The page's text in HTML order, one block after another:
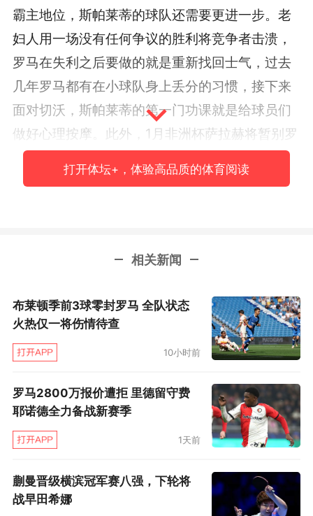
霸主地位，斯帕莱蒂的球队还需要更进一步。老
妇人用一场没有任何争议的胜利将竞争者击溃，
罗马在失利之后要做的就是重新找回士气，过去
几年罗马都有在小球队身上丢分的习惯，接下来
面对切沃，斯帕莱蒂的第一门功课就是给球员们
做好心理按摩。此外， 1 月非洲杯萨拉赫将暂别罗
马，俱乐部得抓紧时间在转会市场上尽快有所作
为。
小因扎吉率蓝鹰渐入佳境
想一想赛季初拉齐奥的混乱局面：球迷对洛
蒂托的抗议、凯塔事件、选帅闹剧……没有人会相
信这支拉齐奥竟然能成为欧冠席位的竞争者。不
过细细分析这支球队的首发
人，你应该发现这
套阵容完全称得上欧战级别。德弗赖、比利亚、
帕罗洛、安德森、凯塔、因莫比莱，这些都一度
是欧洲豪门追逐的对象。另外小因扎吉在这支球
凯塔，塞内加尔人迄今已经打入
球，追平了个人
最好纪录。不过凯塔同样需要面对非洲杯的问
打开体坛+，体验高品质的体育阅读
相关新闻
布莱顿季前3球零封罗马 全队状态
火热仅一将伤情待查
10小时前
罗马2800万报价遭拒 里德留守费
耶诺德全力备战新赛季
1天前
蒯曼晋级横滨冠军赛八强，下轮将
战早田希娜